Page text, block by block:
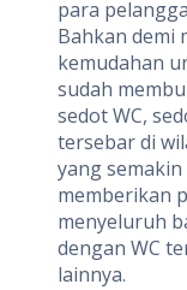
para
Bahkan demi
kemudahan
sudah
sedot WC,
tersebar di
yang
memberikan
menyeluruh
dengan WC
lainnya.